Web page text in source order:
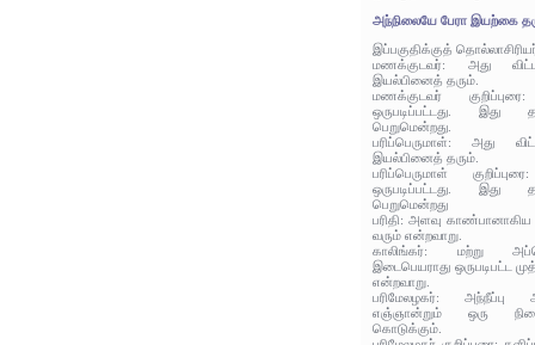
அந்நிலையே பேரா இயற்கை
இப்பகுதிக்குத்
மணக்குடவர்: அது
இயல்பினைத் தரும்.
மணக்குடவர்
ஒருபடிப்பட்டது. இது
பெறுமென்றது.
பரிப்பெருமாள்: அது
இயல்பினைத் தரும்.
பரிப்பெருமாள்
ஒருபடிப்பட்டது. இது
பெறுமென்றது
பரிதி: அளவு
வரும் என்றவாறு.
காலிங்கர்: மற்று
இடைபெயராது ஒருபடிபட்ட
என்றவாறு.
பரிமேலழகர்: அந்நீப்பு
எஞ்ஞான்றும் ஒரு
கொடுக்கும்.